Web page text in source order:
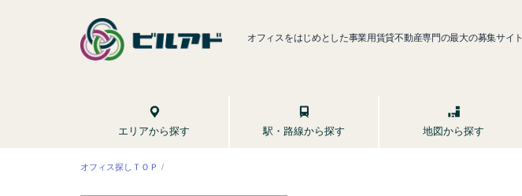
オフィスをはじめとした事業用賃貸不動産専門の最大の募集サイト
エリアから探す 駅・路線から探す 地図から探す
オフィス探しＴＯＰ